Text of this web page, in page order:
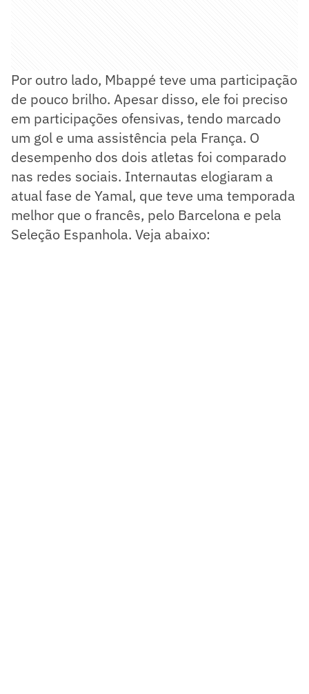
Por outro lado, Mbappé teve uma participação
de pouco brilho. Apesar disso, ele foi preciso
em participações ofensivas, tendo marcado
um gol e uma assistência pela França. O
desempenho dos dois atletas foi comparado
nas redes sociais. Internautas elogiaram a
atual fase de Yamal, que teve uma temporada
melhor que o francês, pelo Barcelona e pela
Seleção Espanhola. Veja abaixo: